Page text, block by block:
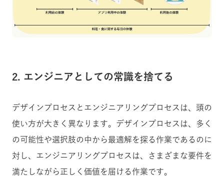
2. エンジニアとしての常識を捨てる
デザインプロセスとエンジニアリングプロセスは、頭の
使い方が大きく異なります。デザインプロセスは、多く
の可能性や選択肢の中から最適解を探る作業であるのに
対し、エンジニアリングプロセスは、さまざまな要件を
満たしながら正しく価値を届ける作業です。